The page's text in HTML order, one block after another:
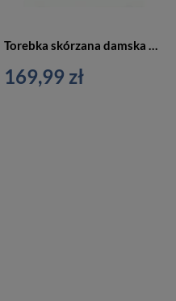
Torebka skórzana damska Vera Pelle VPX17Nr listonoszka średnia czarno‑bordowa
169,99 zł